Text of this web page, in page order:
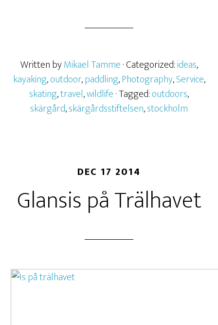
Written byMikael Tamme· Categorized:ideas,
kayaking,outdoor,paddling,Photography,Service,
skating,travel,wildlife· Tagged:outdoors,
skärgård,skärgårdsstiftelsen,stockholm
DEC 17 2014
Glansis på Trälhavet